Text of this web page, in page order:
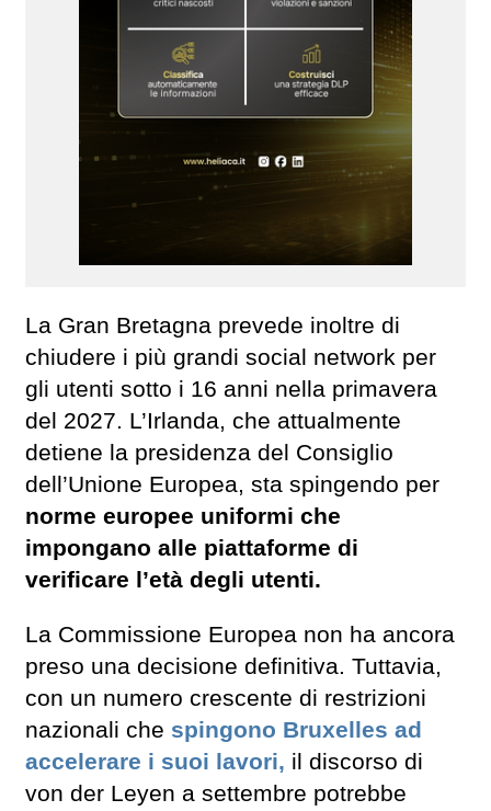
La Gran Bretagna prevede inoltre di
chiudere i più grandi social network per
gli utenti sotto i 16 anni nella primavera
del 2027. L’Irlanda, che attualmente
detiene la presidenza del Consiglio
dell’Unione Europea, sta spingendo per
norme europee uniformi che
impongano alle piattaforme di
verificare l’età degli utenti.
La Commissione Europea non ha ancora
preso una decisione definitiva. Tuttavia,
con un numero crescente di restrizioni
nazionali che spingono Bruxelles ad
accelerare i suoi lavori, il discorso di
von der Leyen a settembre potrebbe